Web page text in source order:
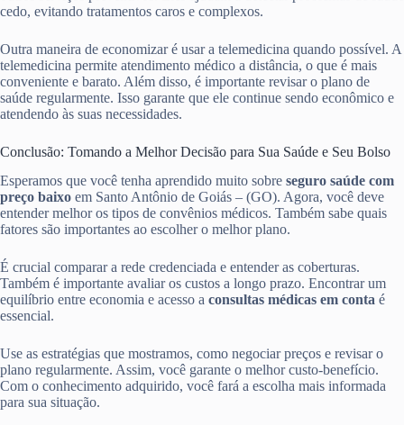
cedo, evitando tratamentos caros e complexos.
Outra maneira de economizar é usar a telemedicina quando possível. A
telemedicina permite atendimento médico a distância, o que é mais
conveniente e barato. Além disso, é importante revisar o plano de
saúde regularmente. Isso garante que ele continue sendo econômico e
atendendo às suas necessidades.
Conclusão: Tomando a Melhor Decisão para Sua Saúde e Seu Bolso
Esperamos que você tenha aprendido muito sobre seguro saúde com
preço baixo em Santo Antônio de Goiás – (GO). Agora, você deve
entender melhor os tipos de convênios médicos. Também sabe quais
fatores são importantes ao escolher o melhor plano.
É crucial comparar a rede credenciada e entender as coberturas.
Também é importante avaliar os custos a longo prazo. Encontrar um
equilíbrio entre economia e acesso a consultas médicas em conta é
essencial.
Use as estratégias que mostramos, como negociar preços e revisar o
plano regularmente. Assim, você garante o melhor custo-benefício.
Com o conhecimento adquirido, você fará a escolha mais informada
para sua situação.